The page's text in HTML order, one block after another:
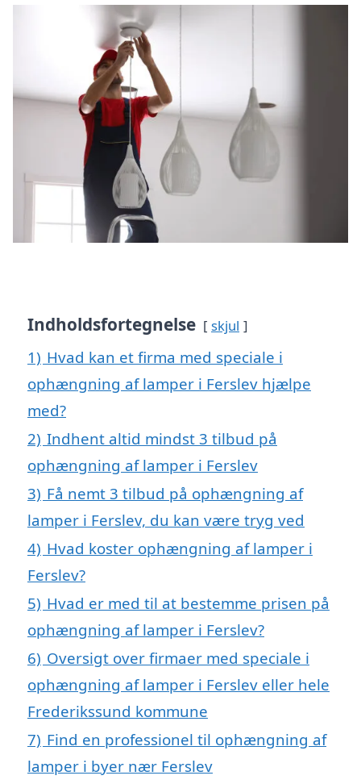
Indholdsfortegnelse skjul
1) Hvad kan et firma med speciale i
ophængning af lamper i Ferslev hjælpe
med?
2) Indhent altid mindst 3 tilbud på
ophængning af lamper i Ferslev
3) Få nemt 3 tilbud på ophængning af
lamper i Ferslev, du kan være tryg ved
4) Hvad koster ophængning af lamper i
Ferslev?
5) Hvad er med til at bestemme prisen på
ophængning af lamper i Ferslev?
6) Oversigt over firmaer med speciale i
ophængning af lamper i Ferslev eller hele
Frederikssund kommune
7) Find en professionel til ophængning af
lamper i byer nær Ferslev